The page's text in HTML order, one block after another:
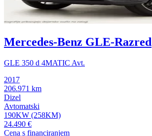
Mercedes-Benz GLE-Razred
GLE 350 d 4MATIC Avt.
2017
206.971 km
Dizel
Avtomatski
190KW (258KM)
24.490 €
Cena s financiranjem